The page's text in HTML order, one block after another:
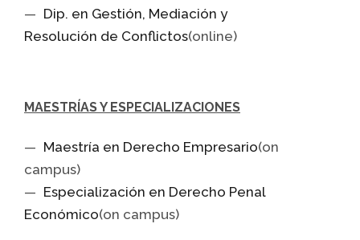
Dip. en Gestión, Mediación y
Resolución de Conflictos(online)
MAESTRÍAS Y ESPECIALIZACIONES
Maestría en Derecho Empresario(on
campus)
Especialización en Derecho Penal
Económico(on campus)